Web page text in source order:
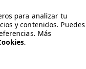
para analizar tu
y contenidos. Puedes
Más
.
brand